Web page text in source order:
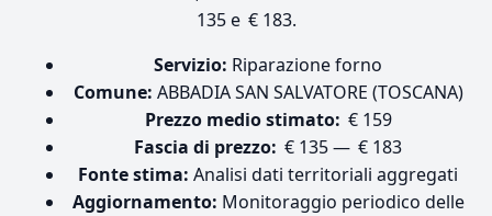
135 e € 183.
Servizio: Riparazione forno
Comune: ABBADIA SAN SALVATORE (TOSCANA)
Prezzo medio stimato: € 159
Fascia di prezzo: € 135 — € 183
Fonte stima: Analisi dati territoriali aggregati
Aggiornamento: Monitoraggio periodico delle